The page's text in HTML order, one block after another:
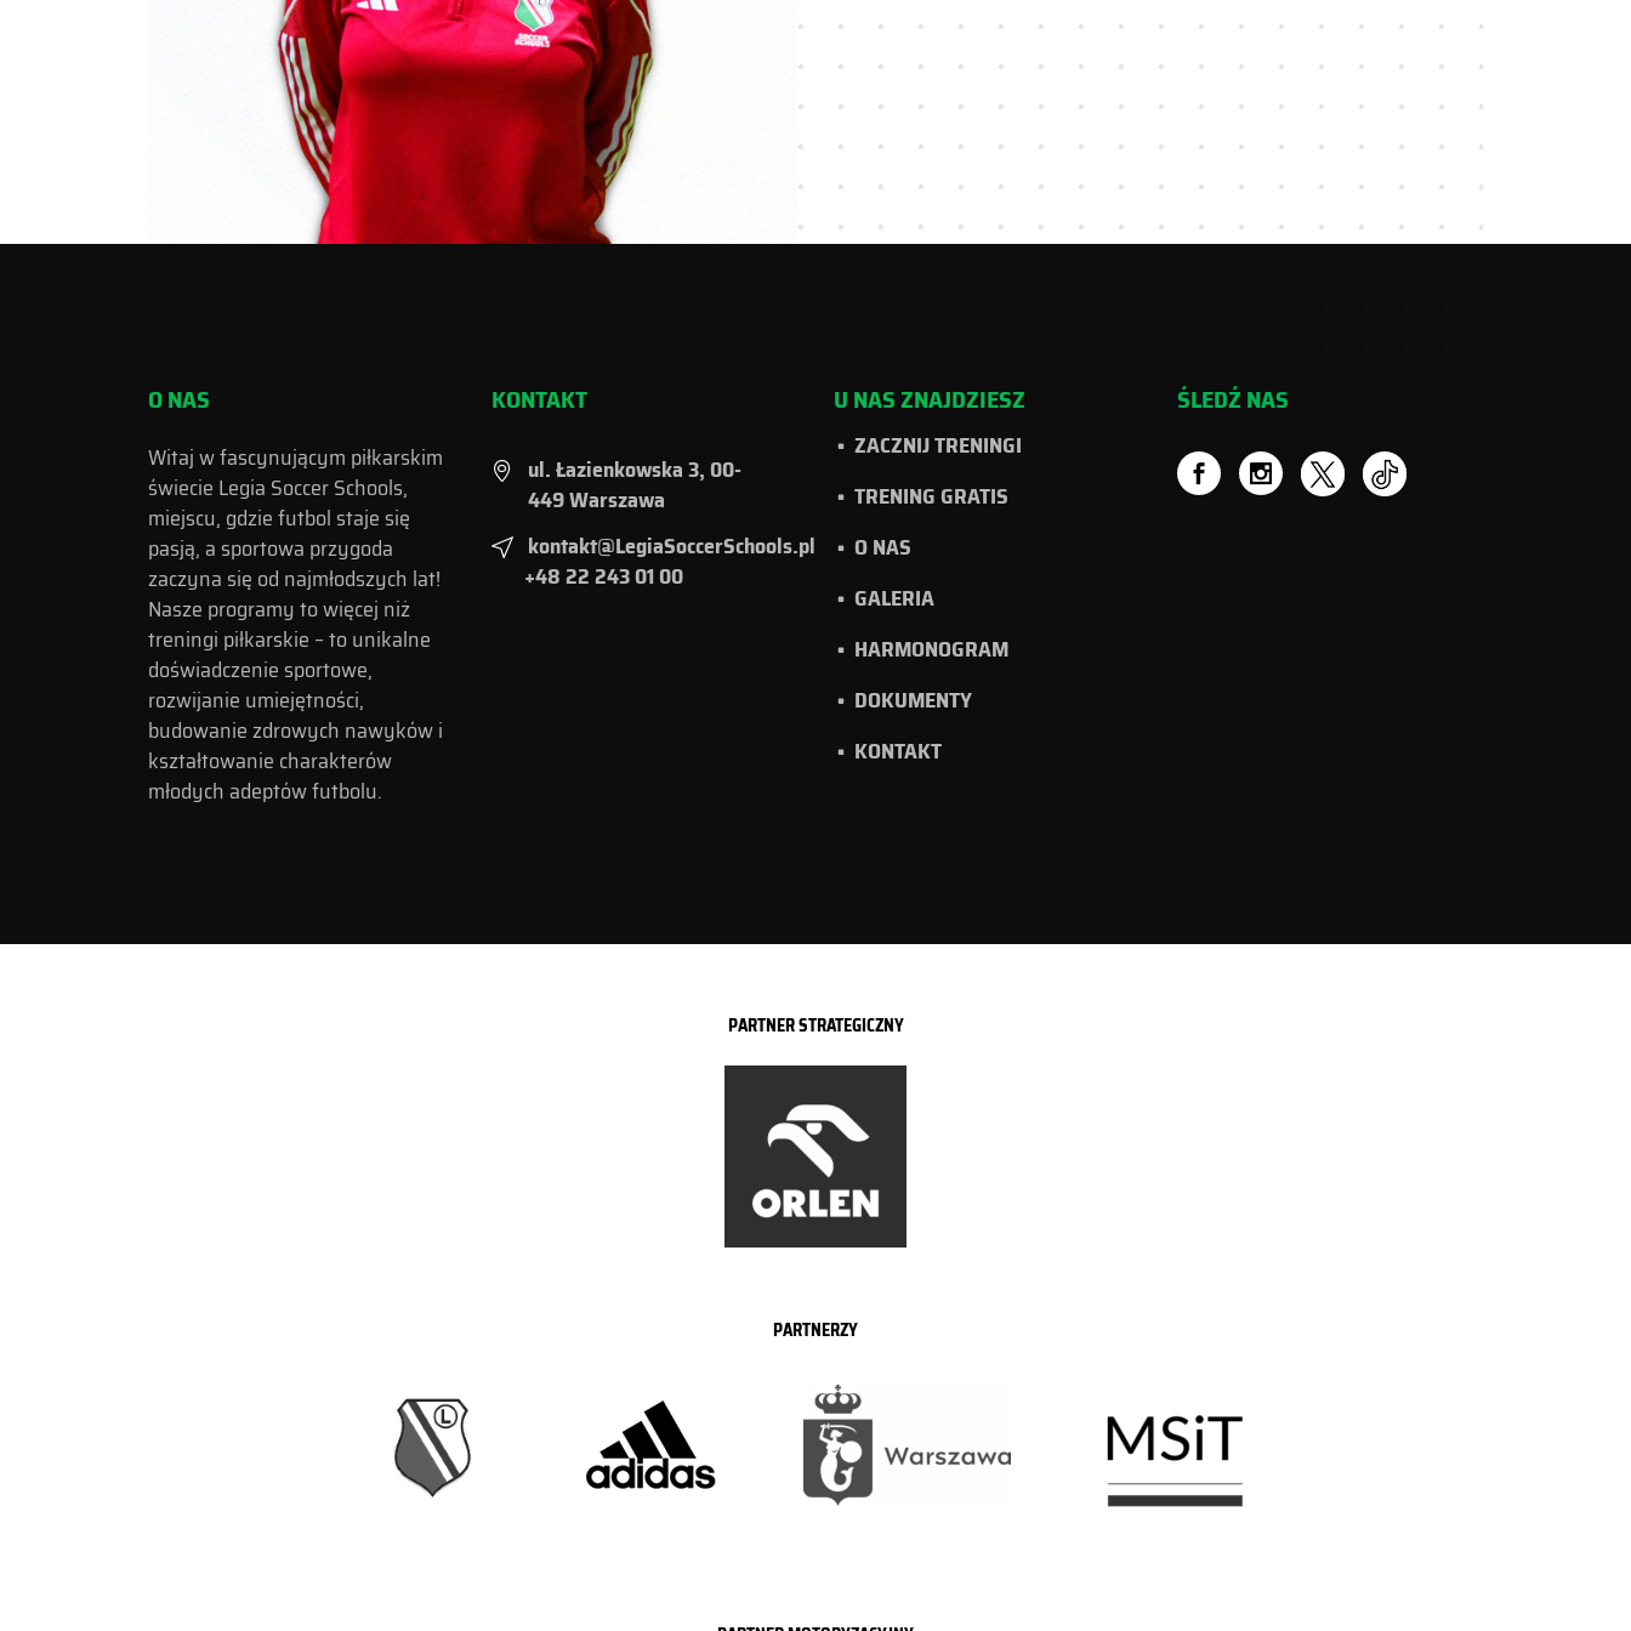
O NAS
Witaj w fascynującym piłkarskim
świecie Legia Soccer Schools,
miejscu, gdzie futbol staje się
pasją, a sportowa przygoda
zaczyna się od najmłodszych lat!
Nasze programy to więcej niż
treningi piłkarskie – to unikalne
doświadczenie sportowe,
rozwijanie umiejętności,
budowanie zdrowych nawyków i
kształtowanie charakterów
młodych adeptów futbolu.
KONTAKT
ul. Łazienkowska 3, 00-
449 Warszawa
kontakt@LegiaSoccerSchools.pl
+48 22 243 01 00
U NAS ZNAJDZIESZ
ZACZNIJ TRENINGI
TRENING GRATIS
O NAS
GALERIA
HARMONOGRAM
DOKUMENTY
KONTAKT
ŚLEDŹ NAS
PARTNER STRATEGICZNY
PARTNERZY